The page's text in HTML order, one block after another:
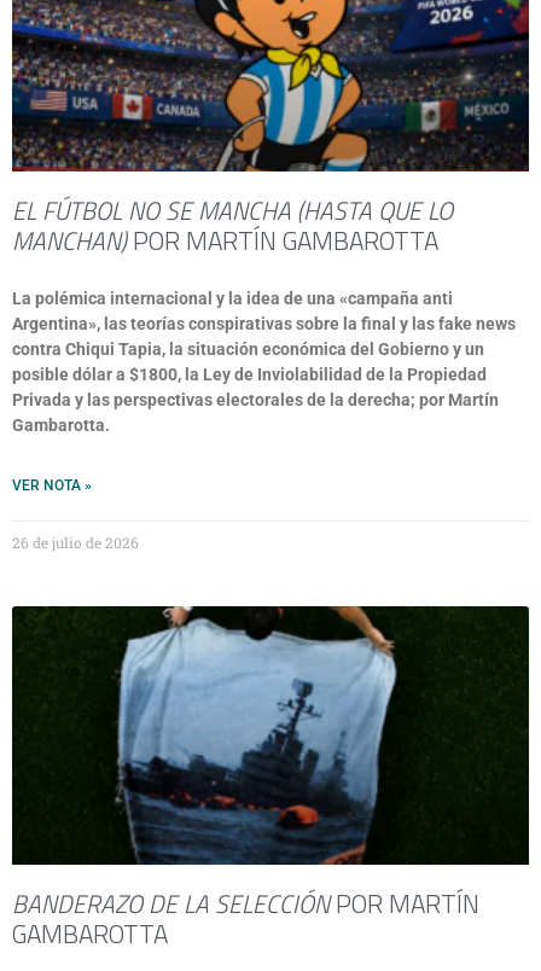
EL FÚTBOL NO SE MANCHA (HASTA QUE LO
MANCHAN)POR MARTÍN GAMBAROTTA
La polémica internacional y la idea de una «campaña anti
Argentina», las teorías conspirativas sobre la final y las fake news
contra Chiqui Tapia, la situación económica del Gobierno y un
posible dólar a $1800, la Ley de Inviolabilidad de la Propiedad
Privada y las perspectivas electorales de la derecha; por Martín
Gambarotta.
VER NOTA »
26 de julio de 2026
BANDERAZO DE LA SELECCIÓNPOR MARTÍN
GAMBAROTTA